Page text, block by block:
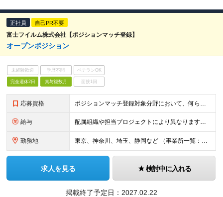
正社員 自己PR不要
富士フイルム株式会社【ポジションマッチ登録】
オープンポジション
未経験歓迎 学歴不問 ベテランOK
完全週休2日 賞与複数月 面接1回
応募資格 ポジションマッチ登録対象分野において、何らかの知識・経験がある方
給与 配属組織や担当プロジェクトにより異なります。 経験・スキルを考慮の上、決定します。
勤務地 東京、神奈川、埼玉、静岡など （事業所一覧：https://www.fujifilm.com/jp/ja/about/corporate/office）
求人を見る 検討中に入れる
掲載終了予定日： 2027.02.22